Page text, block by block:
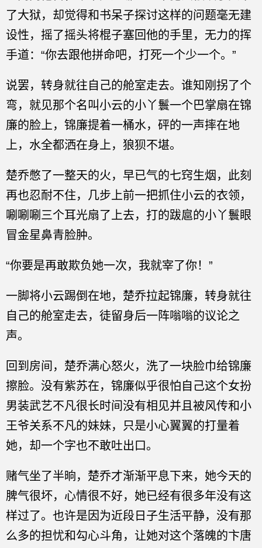
了大狱，却觉得和书呆子探讨这样的问题毫无建
设性，摇了摇头将棍子塞回他的手里，无力的挥
手道：“你去跟他拼命吧，打死一个少一个。”
说罢，转身就往自己的舱室走去。谁知刚拐了个
弯，就见那个名叫小云的小丫鬟一个巴掌扇在锦
廉的脸上，锦廉提着一桶水，砰的一声摔在地
上，水全都洒在身上，狼狈不堪。
楚乔憋了一整天的火，早已气的七窍生烟，此刻
再也忍耐不住，几步上前一把抓住小云的衣领，
唰唰唰三个耳光扇了上去，打的跋扈的小丫鬟眼
冒金星鼻青脸肿。
“你要是再敢欺负她一次，我就宰了你！”
一脚将小云踢倒在地，楚乔拉起锦廉，转身就往
自己的舱室走去，徒留身后一阵嗡嗡的议论之
声。
回到房间，楚乔满心怒火，洗了一块脸巾给锦廉
擦脸。没有紫苏在，锦廉似乎很怕自己这个女扮
男装武艺不凡很长时间没有相见并且被风传和小
王爷关系不凡的妹妹，只是小心翼翼的打量着
她，却一个字也不敢吐出口。
赌气坐了半晌，楚乔才渐渐平息下来，她今天的
脾气很坏，心情很不好，她已经有很多年没有这
样过了。也许是因为近段日子生活平静，没有那
么多的担忧和勾心斗角，让她对这个落魄的卞唐